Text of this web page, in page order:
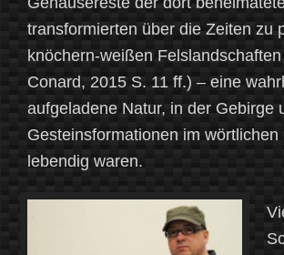
transformierten über die Zeiten zu
knöchern-weißen
Conard, 2015 S. 11 ff.) – eine
aufgeladene Natur, in der Gebirge
Gesteinsformationen im wörtlichen
lebendig waren.